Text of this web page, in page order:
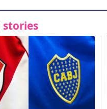
stories